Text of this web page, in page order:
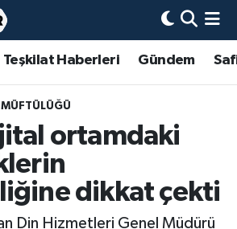
Teşkilat Haberleri Gündem
ortamdaki
dikkat çekti
Din Hizmetleri Genel Müdürü
Müftülüğü
Vakitleri
Durumu ve Fikstür